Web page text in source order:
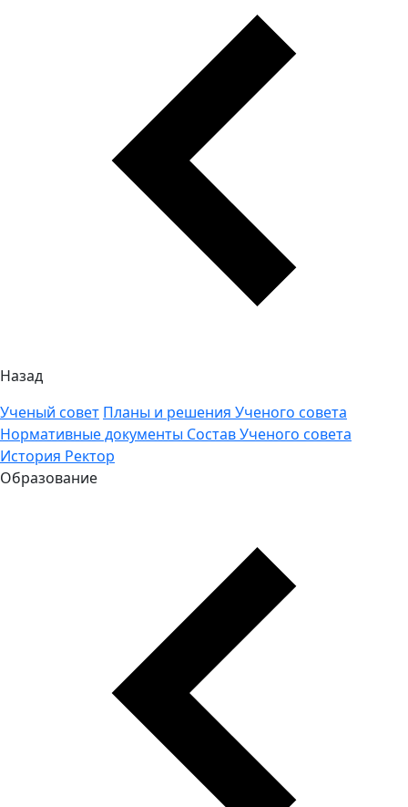
Назад
Ученый совет Планы и решения Ученого совета
Нормативные документы Состав Ученого совета
История Ректор
Образование